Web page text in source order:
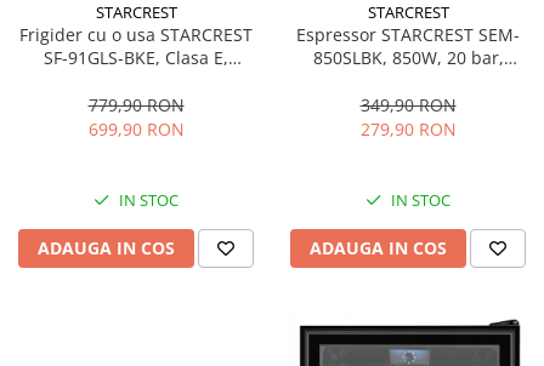
STARCREST
Frigider cu o usa STARCREST
SF-91GLS-BKE, Clasa E,
interioara, H 83 cm, Sticla
Neagra
779,90 RON
699,90 RON
IN STOC
ADAUGA IN COS
STARCREST
Espressor STARCREST SEM-
850SLBK, 850W, 20 bar,
dispozitiv spumare, filtru
dublu din inox, Negru/Inox
349,90 RON
279,90 RON
IN STOC
ADAUGA IN COS